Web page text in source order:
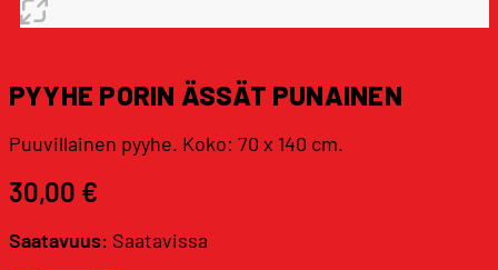
PYYHE PORIN ÄSSÄT PUNAINEN
Puuvillainen pyyhe. Koko: 70 x 140 cm.
30,00 €
Saatavuus: Saatavissa